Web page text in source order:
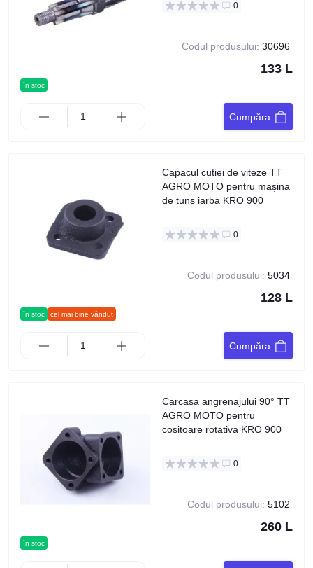
în stoc
0
Codul produsului: 30696
133 L
Cumpăra
în stoc cel mai bine vândut
Capacul cutiei de viteze TT
AGRO MOTO pentru mașina
de tuns iarba KRO 900
0
Codul produsului: 5034
128 L
Cumpăra
în stoc
Carcasa angrenajului 90° TT
AGRO MOTO pentru
cositoare rotativa KRO 900
0
Codul produsului: 5102
260 L